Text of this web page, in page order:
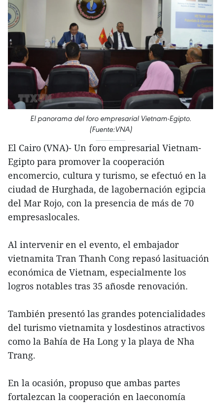
El panorama del foro empresarial Vietnam-Egipto.
(Fuente:VNA)
El Cairo (VNA)- Un foro empresarial Vietnam-
Egipto para promover la cooperación
encomercio, cultura y turismo, se efectuó en la
ciudad de Hurghada, de lagobernación egipcia
del Mar Rojo, con la presencia de más de 70
empresaslocales.
Al intervenir en el evento, el embajador
vietnamita Tran Thanh Cong repasó lasituación
económica de Vietnam, especialmente los
logros notables tras 35 añosde renovación.
También presentó las grandes potencialidades
del turismo vietnamita y losdestinos atractivos
como la Bahía de Ha Long y la playa de Nha
Trang.
En la ocasión, propuso que ambas partes
fortalezcan la cooperación en laeconomía